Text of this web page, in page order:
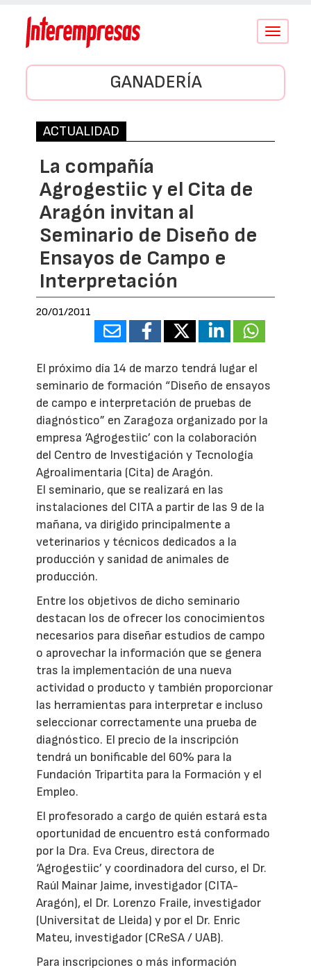
Conmutar
GANADERÍA
ACTUALIDAD
La compañía
Agrogestiic y el Cita de
Aragón invitan al
Seminario de Diseño de
Ensayos de Campo e
Interpretación
20/01/2011
El próximo día 14 de marzo tendrá lugar el
seminario de formación “Diseño de ensayos
de campo e interpretación de pruebas de
diagnóstico” en Zaragoza organizado por la
empresa ‘Agrogestiic’ con la colaboración
del Centro de Investigación y Tecnología
Agroalimentaria (Cita) de Aragón.
El seminario, que se realizará en las
instalaciones del CITA a partir de las 9 de la
mañana, va dirigido principalmente a
veterinarios y técnicos dedicados a la
producción y sanidad de animales de
producción.
Entre los objetivos de dicho seminario
destacan los de ofrecer los conocimientos
necesarios para diseñar estudios de campo
o aprovechar la información que se genera
tras la implementación de una nueva
actividad o producto y también proporcionar
las herramientas para interpretar e incluso
seleccionar correctamente una prueba de
diagnóstico. El precio de la inscripción
tendrá un bonificable del 60% para la
Fundación Tripartita para la Formación y el
Empleo.
El profesorado a cargo de quién estará esta
oportunidad de encuentro está conformado
por la Dra. Eva Creus, directora de
‘Agrogestiic’ y coordinadora del curso, el Dr.
Raúl Mainar Jaime, investigador (CITA-
Aragón), el Dr. Lorenzo Fraile, investigador
(Universitat de Lleida) y por el Dr. Enric
Mateu, investigador (CReSA / UAB).
Para inscripciones o más información